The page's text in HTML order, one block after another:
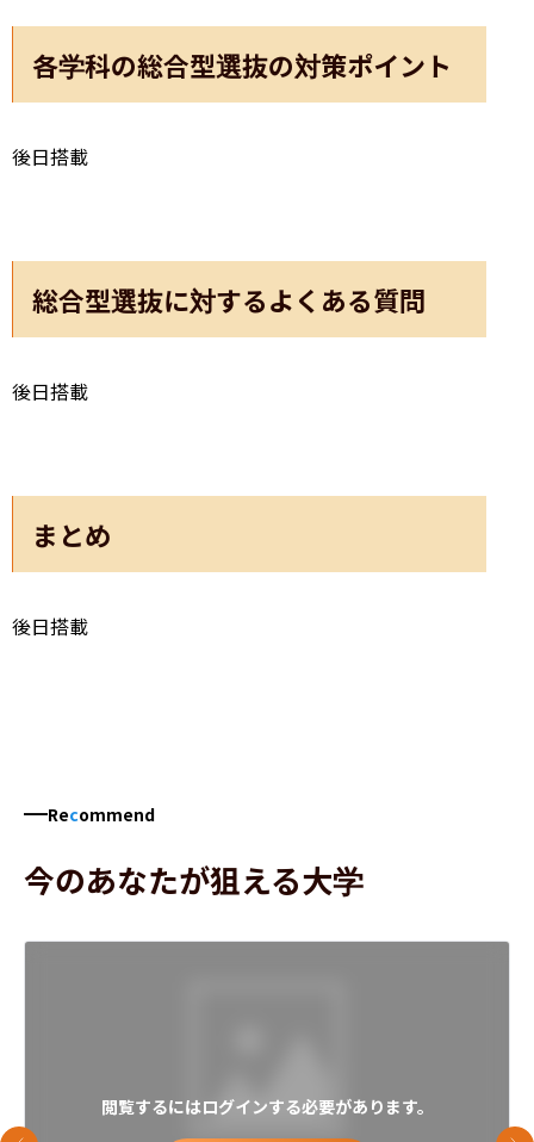
各学科の総合型選抜の対策ポイント
後日搭載
総合型選抜に対するよくある質問
後日搭載
まとめ
後日搭載
Recommend
今のあなたが狙える大学
閲覧するにはログインする必要があります。